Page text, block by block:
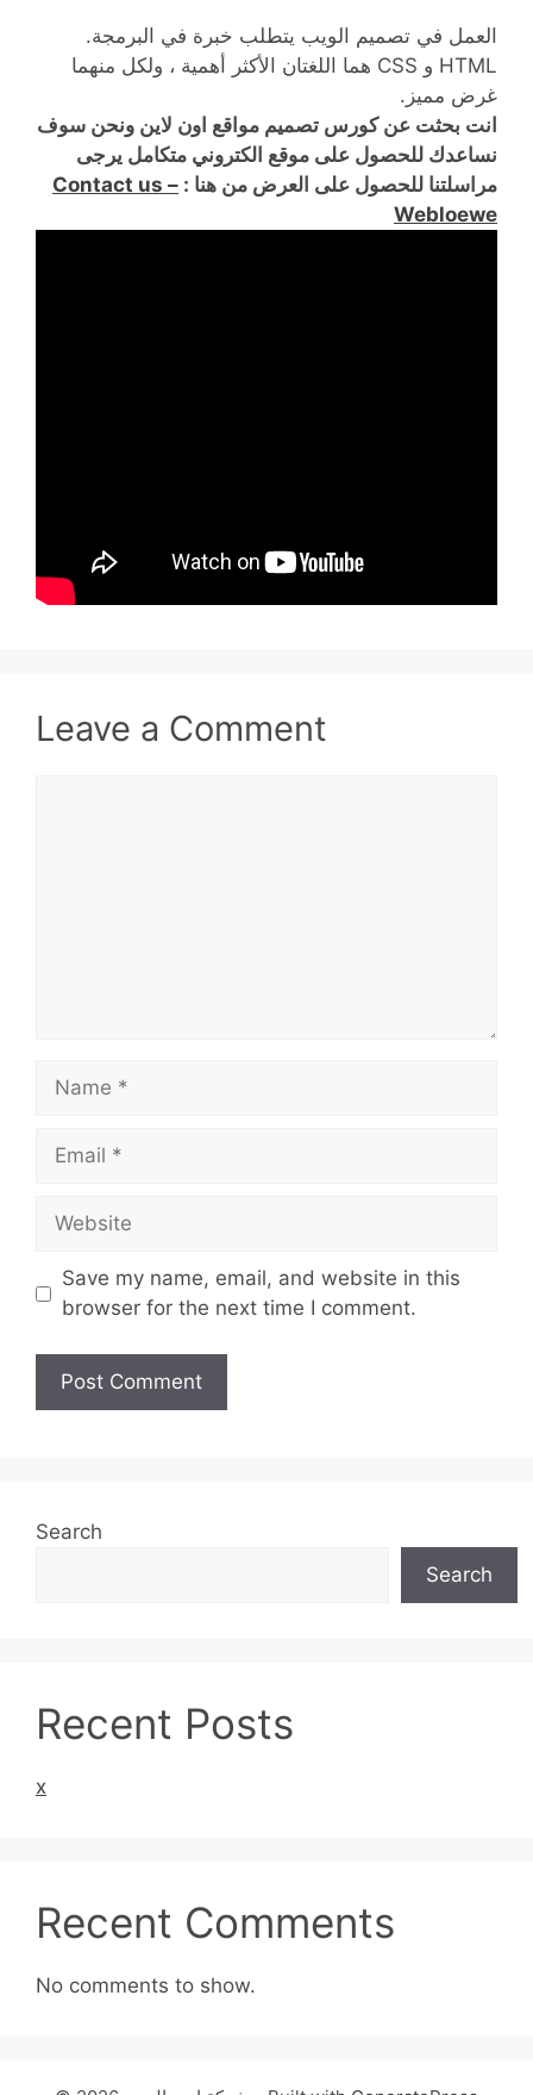
العمل في تصميم الويب يتطلب خبرة في البرمجة.
HTML و CSS هما اللغتان الأكثر أهمية ، ولكل منهما
غرض مميز.
انت بحثت عن كورس تصميم مواقع اون لاين ونحن سوف
نساعدك للحصول على موقع الكتروني متكامل يرجى
مراسلتنا للحصول على العرض من هنا : Contact us –
Webloewe
Leave a Comment
Name
Email
Website
Save my name, email, and website in this
browser for the next time I comment.
Search
Search
Recent Posts
x
Recent Comments
No comments to show.